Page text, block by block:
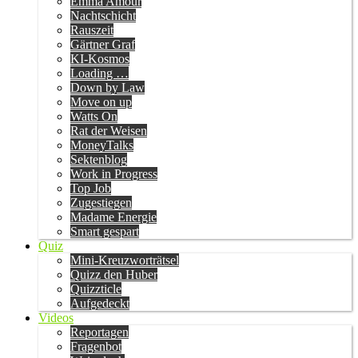
Nachtschicht
Rauszeit
Gärtner Graf
KI-Kosmos
Loading …
Down by Law
Move on up
Watts On
Rat der Weisen
MoneyTalks
Sektenblog
Work in Progress
Top Job
Zugestiegen
Madame Energie
Smart gespart
Quiz
Mini-Kreuzworträtsel
Quizz den Huber
Quizzticle
Aufgedeckt
Videos
Reportagen
Fragenbot